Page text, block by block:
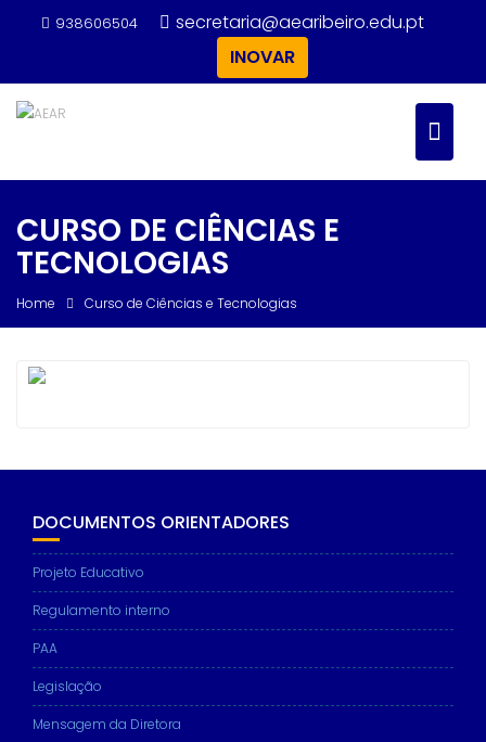
938606504
secretaria@aearibeiro.edu.pt
INOVAR
CURSO DE CIÊNCIAS E
TECNOLOGIAS
Home Curso de Ciências e Tecnologias
DOCUMENTOS ORIENTADORES
Projeto Educativo
Regulamento interno
PAA
Legislação
Mensagem da Diretora